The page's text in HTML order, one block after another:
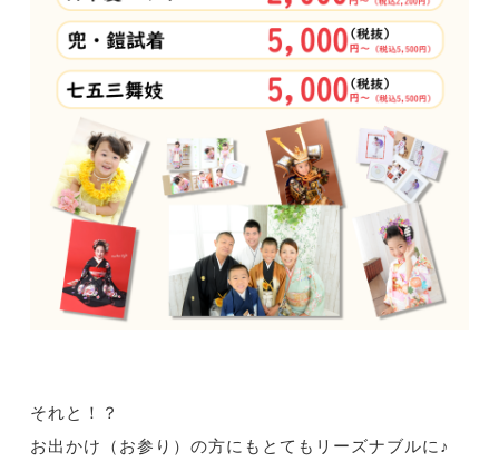
それと！？
お出かけ（お参り）の方にもとてもリーズナブルに♪